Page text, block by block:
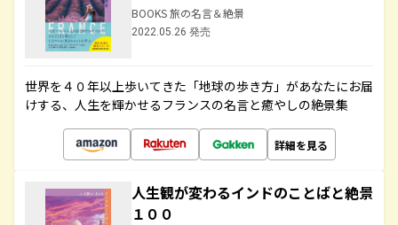
BOOKS 旅の名言＆絶景
2022.05.26 発売
世界を４０年以上歩いてきた「地球の歩き方」があなたにお届
けする、人生を輝かせるフランスの名言と癒やしの絶景集
詳細を見る
人生観が変わるインドのことばと絶景
１００